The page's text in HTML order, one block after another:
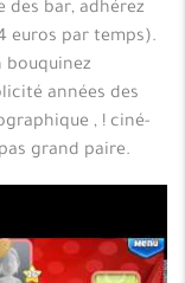
des bar, adhérez
euros par temps).
bouquinez
années des
, ! ciné-
grand paire.